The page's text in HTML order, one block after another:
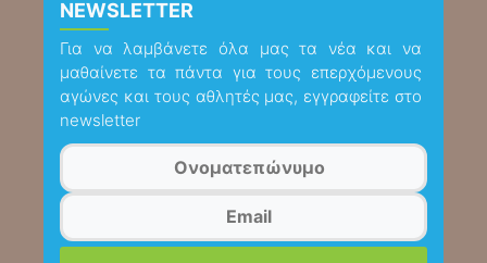
NEWSLETTER
Για να λαμβάνετε όλα μας τα νέα και να
μαθαίνετε τα πάντα για τους επερχόμενους
αγώνες και τους αθλητές μας, εγγραφείτε στο
newsletter